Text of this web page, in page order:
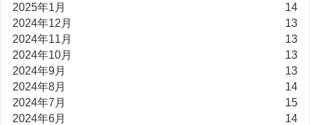
2025年1月
14
2024年12月
13
2024年11月
13
2024年10月
13
2024年9月
13
2024年8月
14
2024年7月
15
2024年6月
14